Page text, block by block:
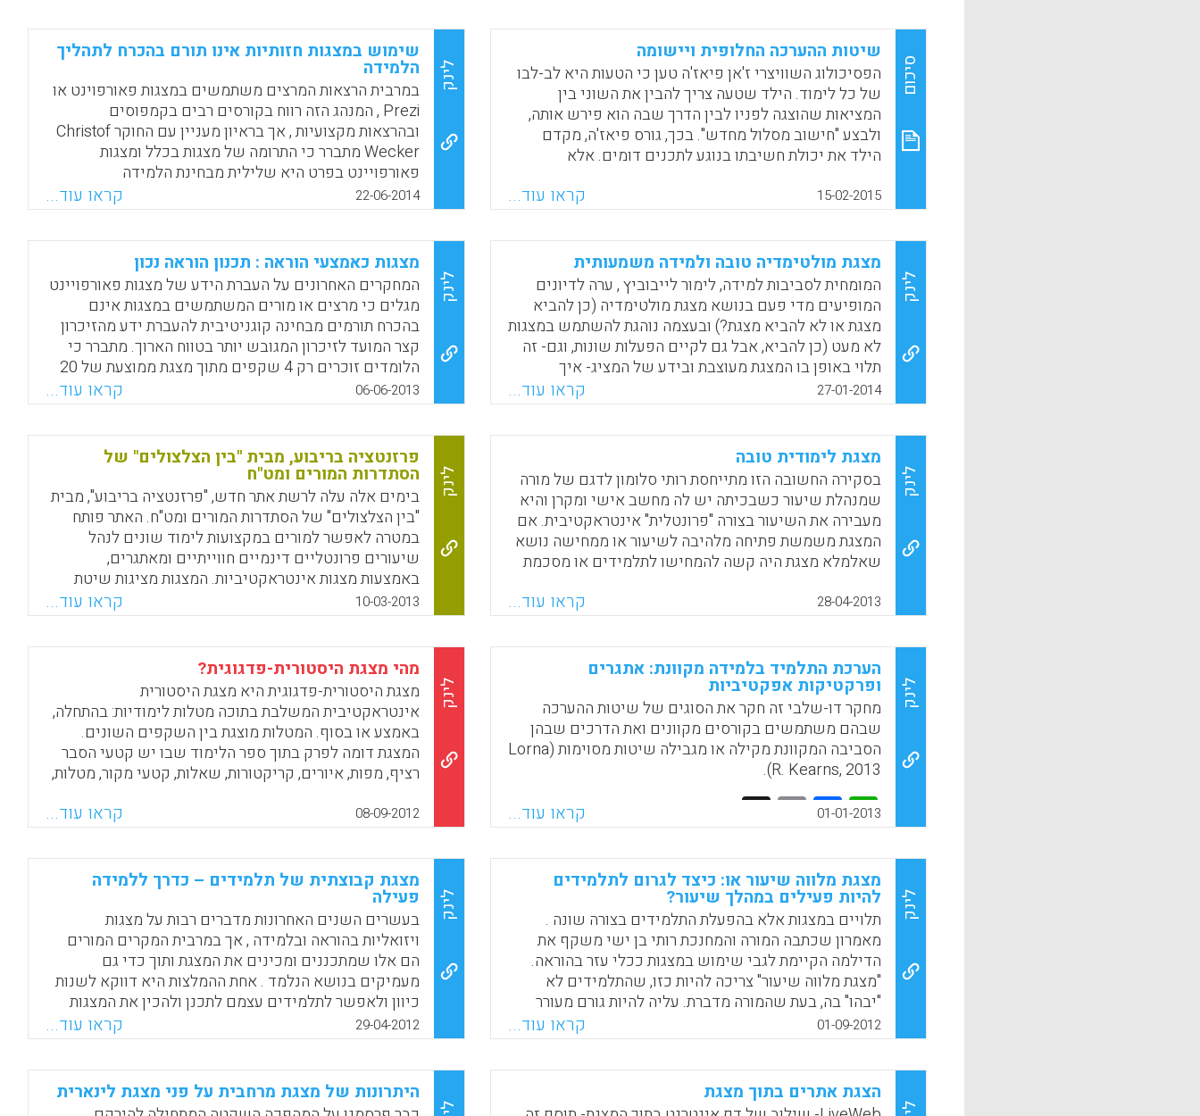
WhatsApp
Facebook
Email
X
WhatsApp
Facebook
Email
X
סיכום
שיטות ההערכה החלופית ויישומה
הפסיכולוג השוויצרי ז'אן פיאז'ה טען כי הטעות היא לב-לבו
של כל לימוד. הילד שטעה צריך להבין את השוני בין
המציאות שהוצגה לפניו לבין הדרך שבה הוא פירש אותה,
ולבצע "חישוב מסלול מחדש". בכך, גורס פיאז'ה, מקדם
הילד את יכולת חשיבתו בנוגע לתכנים דומים. אלא
שמבצע התלמיד הזדמנות ללמידה, אלא כישלון, ודואגים
להראות לו זאת באמצעות ציון מופחת. גישת הקריטריון,
המסמנת את הישגי התלמיד בהתאם לקריטריון אחיד,
ושולטת במרבית מערכות החינוך בעולם, מתמקדת ב"שגיאה"
לפי הקריטריון, שאינו מבטא את יכולותיו המגוונות של
התלמיד, אלו שאינן נמדדות. כיצד אפוא ניתן למדוד יכולות
נוספות של התלמידים, שאינן מבוטאות לפי גישת
הקריטריון? (אלחנן בר-לב).
WhatsApp
Facebook
Email
X
15-02-2015 קראו עוד...
לינק
שימוש במצגות חזותיות אינו תורם בהכרח לתהליך
הלמידה
במרבית הרצאות המרצים משתמשים במצגות פאורפוינט או
Prezi , המנהג הזה רווח בקורסים רבים בקמפוסים
ובהרצאות מקצועיות , אך בראיון מעניין עם החוקר Christof
Wecker מתברר כי התרומה של מצגות בכלל ומצגות
פאורפויינט בפרט היא שלילית מבחינת הלמידה
הקוגניטיבית. ניתוח-מטא של 40 מחקרים מצא כי מצגות
הפאורפוינט יוצרות רדידות בתהליכי הלמידה והם משמשות
יותר כלי עזר למרצה ופחות ללומד. מרצים טובים הם אלו
ששואלים שאלות ומעוררים עניין ולא אלו שנצמדים בהכרח
למצגות פאורפויינט. המילה המדוברת היא הרבה יותר
אפקטיבית מאשר המצגת החזותית והנטייה של הלומדים
להתרכז באמצעים חזותיים פוגמת לעתים בפענוח
הקוגניטיבי של המילה הכתובה .
WhatsApp
Facebook
Email
X
22-06-2014 קראו עוד...
לינק
מצגת מולטימדיה טובה ולמידה משמעותית
המומחית לסביבות למידה, לימור לייבוביץ , ערה לדיונים
המופיעים מדי פעם בנושא מצגת מולטימדיה (כן להביא
מצגת או לא להביא מצגת?) ובעצמה נוהגת להשתמש במצגות
לא מעט (כן להביא, אבל גם לקיים הפעלות שונות, וגם- זה
תלוי באופן בו המצגת מעוצבת ובידע של המציג- איך
להשתמש בה). למורים רבים כיום יש מקרן "ברקו" בכיתה
ומחשב עם חיבור לאינטרנט. כדי לתת מענה לצורך הפרקטי
הזה- מנסה לימור ליבוביץ להביא את מיטב הכללים
דווקא כך? 2. איך להשתמש במצגת בזמן אמת מול לומדים?
WhatsApp
Facebook
Email
X
27-01-2014 קראו עוד...
לינק
מצגות כאמצעי הוראה : תכנון הוראה נכון
המחקרים האחרונים על העברת הידע של מצגות פאורפויינט
מגלים כי מרצים או מורים המשתמשים במצגות אינם
בהכרח תורמים מבחינה קוגניטיבית להעברת ידע מהזיכרון
קצר המועד לזיכרון המגובש יותר בטווח הארוך. מתברר כי
הלומדים זוכרים רק 4 שקפים מתוך מצגת ממוצעת של 20
שקפים. ממצאים אלו מוכיחים שוב כי מצגות פאורפוינט הן
אמצעי יעיל לבקרה ולניהול התכנים מבחינת המרצים/מורים
ופחות מבחינת הלומדים.
WhatsApp
Facebook
Email
X
06-06-2013 קראו עוד...
לינק
מצגת לימודית טובה
בסקירה החשובה הזו מתייחסת רותי סלומון לדגם של מורה
שמנהלת שיעור כשבכיתה יש לה מחשב אישי ומקרן והיא
מעבירה את השיעור בצורה "פרונטלית" אינטראקטיבית. אם
המצגת משמשת פתיחה מלהיבה לשיעור או ממחישה נושא
שאלמלא מצגת היה קשה להמחישו לתלמידים או מסכמת
טובה ( רותי סלומון) .
WhatsApp
Facebook
Email
X
28-04-2013 קראו עוד...
לינק
פרזנטציה בריבוע, מבית "בין הצלצולים" של
הסתדרות המורים ומט"ח
בימים אלה עלה לרשת אתר חדש, "פרזנטציה בריבוע", מבית
"בין הצלצולים" של הסתדרות המורים ומט"ח. האתר פותח
במטרה לאפשר למורים במקצועות לימוד שונים לנהל
שיעורים פרונטליים דינמיים חווייתיים ומאתגרים,
באמצעות מצגות אינטראקטיביות. המצגות מציגות שיטת
הוראה חדשנית – שיטה המאפשרת ליהנות מיתרונות
ההוראה הפרונטלית ומיתרונות הלמידה האינטראקטיבית גם
יחד. בעוד שפעילויות אינטראקטיביות מבוססות בדרך כלל
על עבודתו של תלמיד יחיד מול מסך המחשב, הפעילויות
האינטראקטיביות במצגות באתר מתבצעות פרונטלית,
בשיתוף כל תלמידי הכיתה. כדי להפוך את השיעור
לאפקטיבי יותר, המורה הוא שמנתב את התקשורת בין המסך
לבין התלמידים ( אילנה כהן) .
WhatsApp
Facebook
Email
X
10-03-2013 קראו עוד...
לינק
הערכת התלמיד בלמידה מקוונת: אתגרים
ופרקטיקות אפקטיביות
מחקר דו-שלבי זה חקר את הסוגים של שיטות ההערכה
שבהם משתמשים בקורסים מקוונים ואת הדרכים שבהן
הסביבה המקוונת מקילה או מגבילה שיטות מסוימות (Lorna
R. Kearns, 2013).
WhatsApp
Facebook
Email 01-01-2013 קראו עוד...
לינק
מהי מצגת היסטורית-פדגוגית?
מצגת היסטורית-פדגוגית היא מצגת היסטורית
אינטראקטיבית המשלבת בתוכה מטלות לימודיות: בהתחלה,
באמצע או בסוף. המטלות מוצגת בין השקפים השונים.
המצגת דומה לפרק בתוך ספר הלימוד שבו יש קטעי הסבר
רציף, מפות, איורים, קריקטורות, שאלות, קטעי מקור, מטלות,
בצורה כזאת שהיא משלבת מטלות ותרגילים, פעילויות
ומשימות והיא נועדה להוראה בבית הספר כי היא מכוונת
לגרום ללמידה ולא רק להיות מוקרנת בצורה חד-צדדית על
המורה כדי ללוות את דבריו ולהמחיש אותם. היא יכולה
להיות מוקרנת בכיתה או יכולה לשמש כששיעורי בית..
המשימות יכולות אישיות, בזוגות, בקבוצות קטנות או
במליאה ( גדי ראונר) .
WhatsApp
Facebook
Email
X
08-09-2012 קראו עוד...
לינק
מצגת מלווה שיעור או: כיצד לגרום לתלמידים
להיות פעילים במהלך שיעור?
תלויים במצגות אלא בהפעלת התלמידים בצורה שונה .
מאמרון שכתבה המורה והמחנכת רותי בן ישי משקף את
הדילמה הקיימת לגבי שימוש במצגות ככלי עזר בהוראה.
"מצגת מלווה שיעור" צריכה להיות כזו, שהתלמידים לא
"יבהו" בה, בעת שהמורה מדברת. עליה להיות גורם מעורר
חשיבה, מסקרן, מצחיק, "מעורר פליאה" – השתאות. . . . רק
שלא קל להכין כזו מצגת ( רותי בן ישי) .
WhatsApp
Facebook
Email
X
01-09-2012 קראו עוד...
לינק
מצגת קבוצתית של תלמידים – כדרך ללמידה
פעילה
בעשרים השנים האחרונות מדברים רבות על מצגות
ויזואליות בהוראה ובלמידה , אך במרבית המקרים המורים
הם אלו שמתכננים ומכינים את המצגת ותוך כדי גם
מעמיקים בנושא הנלמד . אחת ההמלצות היא דווקא לשנות
כיוון ולאפשר לתלמידים עצמם לתכנן ולהכין את המצגות
וכך יכירו יותר לעומק ובצורה מאותגרת יותר את נושא הלימוד
או נושא החקר. לאחרונה , אנו מגלים יותר ויותר מורים
הנוקטים בגישה קונסטרוקטיביסטית זו ומטילים על
תלמידיהם להכין מצגת משותפת. הבאנו כמה דוגמאות
אוטנטיות הממחישות את דרך הוראה זו ( עמי סלנט ) .
29-04-2012 קראו עוד...
הצגת אתרים בתוך מצגת היתרונות של מצגת מרחבית על פני מצגת לינארית